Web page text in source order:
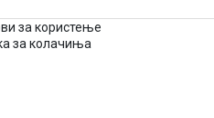
за користење
за колачиња